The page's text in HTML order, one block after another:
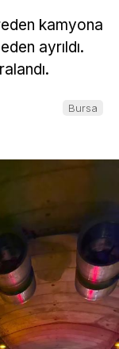
kamyona
ayrıldı.
Bursa